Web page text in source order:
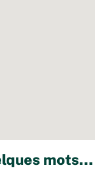
mots...